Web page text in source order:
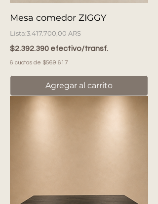
Mesa comedor ZIGGY
Precio3.417.700,00 ARS
$2.392.390 efectivo/transf.
6 cuotas de $569.617
Agregar al carrito